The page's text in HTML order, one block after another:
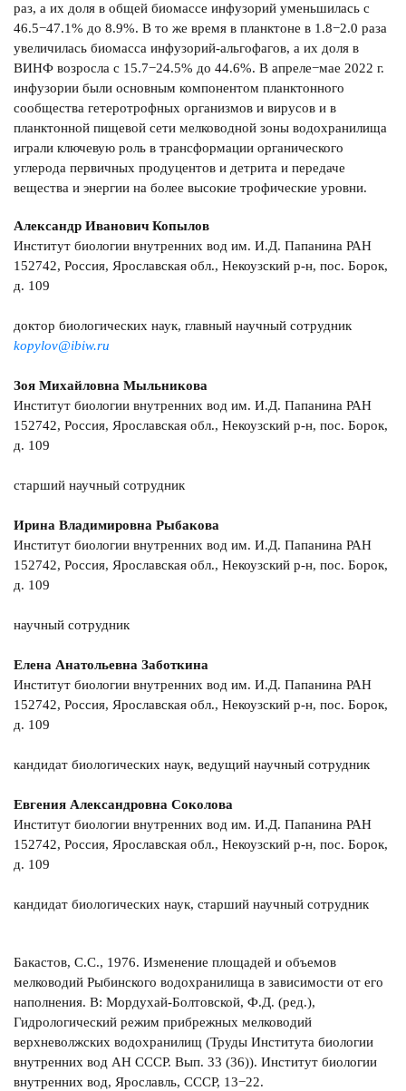
раз, а их доля в общей биомассе инфузорий уменьшилась с
46.5−47.1% до 8.9%. В то же время в планктоне в 1.8−2.0 раза
увеличилась биомасса инфузорий-альгофагов, а их доля в
ВИНФ возросла с 15.7−24.5% до 44.6%. В апреле−мае 2022 г.
инфузории были основным компонентом планктонного
сообщества гетеротрофных организмов и вирусов и в
планктонной пищевой сети мелководной зоны водохранилища
играли ключевую роль в трансформации органического
углерода первичных продуцентов и детрита и передаче
вещества и энергии на более высокие трофические уровни.
Александр Иванович Копылов
Институт биологии внутренних вод им. И.Д. Папанина РАН
152742, Россия, Ярославская обл., Некоузский р-н, пос. Борок,
д. 109
доктор биологических наук, главный научный сотрудник
kopylov@ibiw.ru
Зоя Михайловна Мыльникова
Институт биологии внутренних вод им. И.Д. Папанина РАН
152742, Россия, Ярославская обл., Некоузский р-н, пос. Борок,
д. 109
старший научный сотрудник
Ирина Владимировна Рыбакова
Институт биологии внутренних вод им. И.Д. Папанина РАН
152742, Россия, Ярославская обл., Некоузский р-н, пос. Борок,
д. 109
научный сотрудник
Елена Анатольевна Заботкина
Институт биологии внутренних вод им. И.Д. Папанина РАН
152742, Россия, Ярославская обл., Некоузский р-н, пос. Борок,
д. 109
кандидат биологических наук, ведущий научный сотрудник
Евгения Александровна Соколова
Институт биологии внутренних вод им. И.Д. Папанина РАН
152742, Россия, Ярославская обл., Некоузский р-н, пос. Борок,
д. 109
кандидат биологических наук, старший научный сотрудник
Бакастов, С.С., 1976. Изменение площадей и объемов
мелководий Рыбинского водохранилища в зависимости от его
наполнения. В: Мордухай-Болтовской, Ф.Д. (ред.),
Гидрологический режим прибрежных мелководий
верхневолжских водохранилищ (Труды Института биологии
внутренних вод АН СССР. Вып. 33 (36)). Институт биологии
внутренних вод, Ярославль, СССР, 13−22.